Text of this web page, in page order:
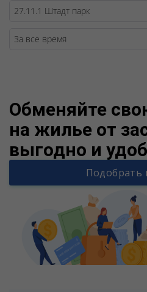
Обменяйте
на жилье от
выгодно и
Подобрать